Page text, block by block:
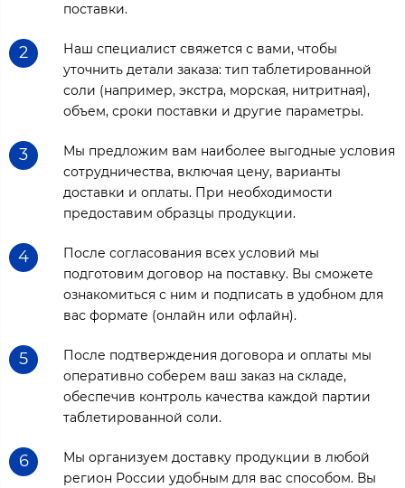
поставки.
2
Наш специалист свяжется с вами, чтобы
уточнить детали заказа: тип таблетированной
соли (например, экстра, морская, нитритная),
объем, сроки поставки и другие параметры.
3
Мы предложим вам наиболее выгодные условия
сотрудничества, включая цену, варианты
доставки и оплаты. При необходимости
предоставим образцы продукции.
4
После согласования всех условий мы
подготовим договор на поставку. Вы сможете
ознакомиться с ним и подписать в удобном для
вас формате (онлайн или офлайн).
5
После подтверждения договора и оплаты мы
оперативно соберем ваш заказ на складе,
обеспечив контроль качества каждой партии
таблетированной соли.
6
Мы организуем доставку продукции в любой
регион России удобным для вас способом. Вы